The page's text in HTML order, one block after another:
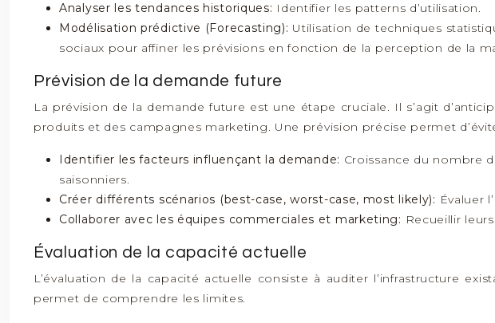
Analyser les tendances historiques: Identifier les patterns d’utilisation.
Modélisation prédictive (Forecasting): Utilisation de techniques
sociaux pour affiner les prévisions en fonction de la perception de la
Prévision de la demande future
La prévision de la demande future est une étape cruciale. Il s’agit
produits et des campagnes marketing. Une prévision précise permet
Identifier les facteurs influençant la demande: Croissance du nombre
saisonniers.
Créer différents scénarios (best-case, worst-case, most likely): Évaluer
Collaborer avec les équipes commerciales et marketing: Recueillir
Évaluation de la capacité actuelle
L’évaluation de la capacité actuelle consiste à auditer l’infrastructure
permet de comprendre les limites.